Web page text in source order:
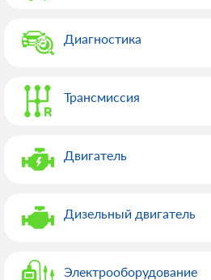
Диагностика
Трансмиссия
Двигатель
Дизельный двигатель
Электрооборудованиe